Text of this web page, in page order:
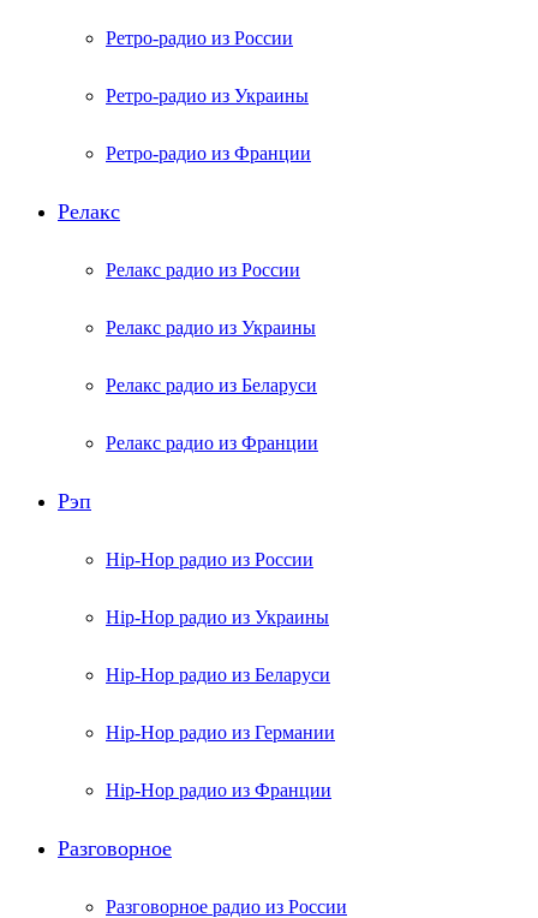
Ретро-радио из России
Ретро-радио из Украины
Ретро-радио из Франции
Релакс
Релакс радио из России
Релакс радио из Украины
Релакс радио из Беларуси
Релакс радио из Франции
Рэп
Hip-Hop радио из России
Hip-Hop радио из Украины
Hip-Hop радио из Беларуси
Hip-Hop радио из Германии
Hip-Hop радио из Франции
Разговорное
Разговорное радио из России